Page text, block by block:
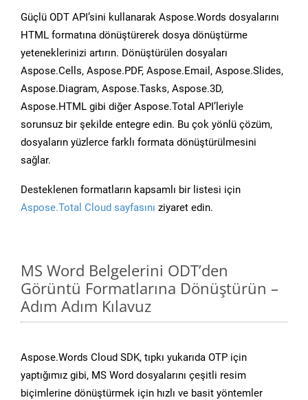
Güçlü ODT API’sini kullanarak Aspose.Words dosyalarını
HTML formatına dönüştürerek dosya dönüştürme
yeteneklerinizi artırın. Dönüştürülen dosyaları
Aspose.Cells, Aspose.PDF, Aspose.Email, Aspose.Slides,
Aspose.Diagram, Aspose.Tasks, Aspose.3D,
Aspose.HTML gibi diğer Aspose.Total API’leriyle
sorunsuz bir şekilde entegre edin. Bu çok yönlü çözüm,
dosyaların yüzlerce farklı formata dönüştürülmesini
sağlar.
Desteklenen formatların kapsamlı bir listesi için
Aspose.Total Cloud sayfasını ziyaret edin.
MS Word Belgelerini ODT’den
Görüntü Formatlarına Dönüştürün –
Adım Adım Kılavuz
Aspose.Words Cloud SDK, tıpkı yukarıda OTP için
yaptığımız gibi, MS Word dosyalarını çeşitli resim
biçimlerine dönüştürmek için hızlı ve basit yöntemler